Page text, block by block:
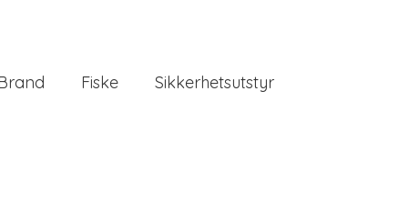
Fiske Sikkerhetsutstyr